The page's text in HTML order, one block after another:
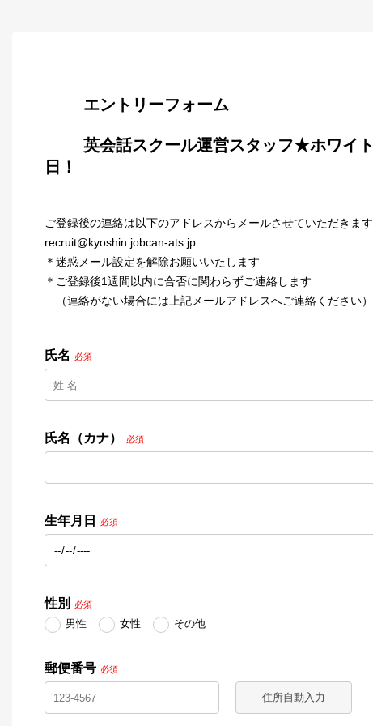
        エントリーフォーム
日！
ご登録後の連絡は以下のアドレスからメールさせていただきます
recruit@kyoshin.jobcan-ats.jp
＊迷惑メール設定を解除お願いいたします
＊ご登録後1週間以内に合否に関わらずご連絡します
（連絡がない場合には上記メールアドレスへご連絡ください）
氏名 必須
氏名（カナ） 必須
生年月日 必須
性別 必須
男性 女性 その他
郵便番号 必須
住所自動入力